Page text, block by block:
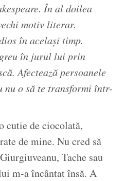
În al doilea
motiv literar.
în același timp.
în jurul lui prin
Afectează persoanele
o să te transformi într-
cutie de ciocolată,
de mine. Nu cred să
Tache sau
m-a încântat însă. A